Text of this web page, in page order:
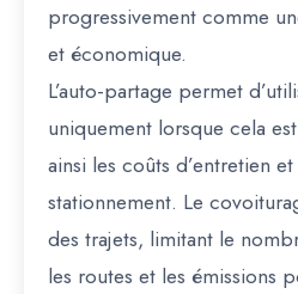
progressivement comme
et économique.
L’auto-partage permet
uniquement lorsque cela
ainsi les coûts d’entretien
stationnement. Le
des trajets, limitant le
les routes et les émissions